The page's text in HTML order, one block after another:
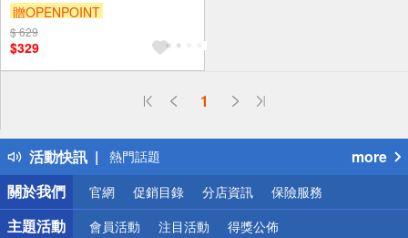
贈OPENPOINT
$ 629
$329
1
活動快訊
偏遠地區配送
得獎公告
熱門話題
銀行優惠
偏遠地區配送
詐騙網頁！請小心！
more
關於我們
官網 促銷目錄 分店資訊 保險服務
主題活動 會員活動 注目活動 得獎公佈